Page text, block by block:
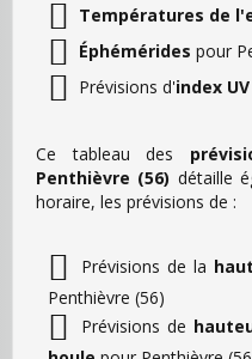
Températures de
Éphémérides pour
Prévisions d'index UV
Ce tableau des
Penthièvre (56) détaille
horaire, les prévisions de :
Prévisions de la
Penthièvre (56)
Prévisions de